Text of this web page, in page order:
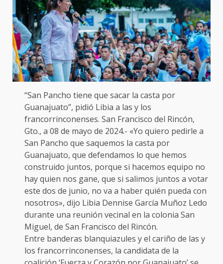
“San Pancho tiene que sacar la casta por
Guanajuato”, pidió Libia a las y los
francorrinconenses. San Francisco del Rincón,
Gto., a 08 de mayo de 2024.- «Yo quiero pedirle a
San Pancho que saquemos la casta por
Guanajuato, que defendamos lo que hemos
construido juntos, porque si hacemos equipo no
hay quien nos gane, que si salimos juntos a votar
este dos de junio, no va a haber quién pueda con
nosotros», dijo Libia Dennise García Muñoz Ledo
durante una reunión vecinal en la colonia San
Miguel, de San Francisco del Rincón.
Entre banderas blanquiazules y el cariño de las y
los francorrinconenses, la candidata de la